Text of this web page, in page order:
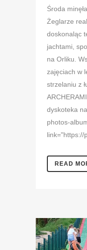
Środa
Żeglarze
doskonaląc
jachtami,
na Orliku.
zajęciach w
strzelaniu z
dyskoteka
photos-
link="https://
READ